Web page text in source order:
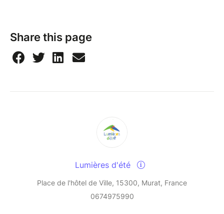
Share this page
Lumières d'été
Place de l'hôtel de Ville, 15300, Murat, France
0674975990